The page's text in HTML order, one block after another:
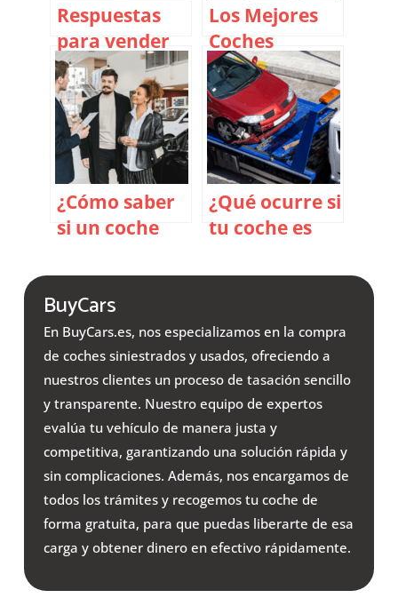
Respuestas
para vender
tu coche
Embargado
Los Mejores
Coches
Eléctricos del
2024:
¡Descubre las
Novedades y
Tendencias!
¿Cómo saber
si un coche
online?
Consulta
gratis
¿Qué ocurre si
tu coche es
siniestro total
culpa?
BuyCars
En BuyCars.es, nos especializamos en la compra
de coches siniestrados y usados, ofreciendo a
nuestros clientes un proceso de tasación sencillo
y transparente. Nuestro equipo de expertos
evalúa tu vehículo de manera justa y
competitiva, garantizando una solución rápida y
sin complicaciones. Además, nos encargamos de
todos los trámites y recogemos tu coche de
forma gratuita, para que puedas liberarte de esa
carga y obtener dinero en efectivo rápidamente.